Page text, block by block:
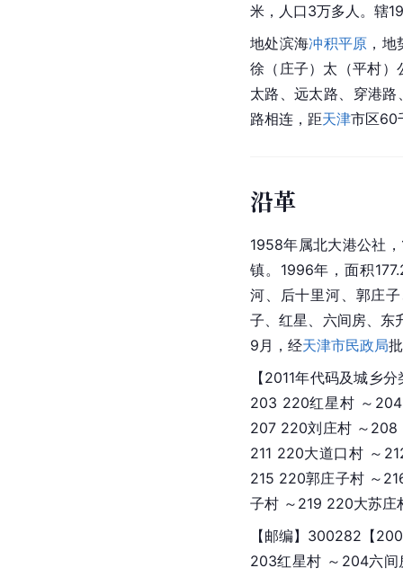
米，人口3万多人。辖
地处滨海冲积平原 ，
徐（ 庄子）太（平村）
太路、远太路、穿港
路相连，距天津市区60
沿革
1958年属北大港公社
镇。1996年，面积
河、后十里河、郭庄
子、红星、六间房、东
9月，经天津市民政局
【2011年代码及城乡
203 220红星村 ～
207 220刘庄村 ～
211 220大道口村 ～
215 220郭庄子村 ～
子村 ～219 220大苏庄
【邮编】300282【
203红星村 ～204六